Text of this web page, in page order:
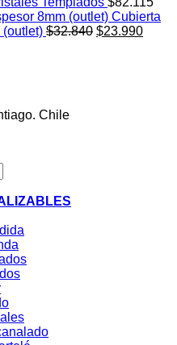
Cubierta
(outlet) $32.840 El
$23.990El
Chile